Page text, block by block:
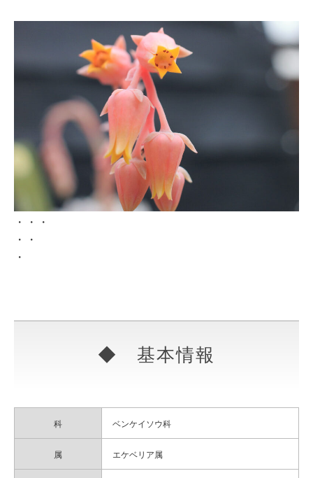
・・・
・・
・
◆ 基本情報
科 ベンケイソウ科
属 エケベリア属